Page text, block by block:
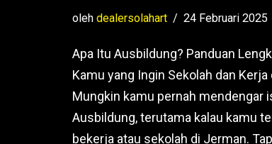
oleh dealersolahart 24 Februari 2025
Apa Itu Ausbildung? Panduan
Kamu yang Ingin Sekolah dan
Mungkin kamu pernah mendengar
Ausbildung, terutama kalau kamu
bekerja atau sekolah di Jerman.